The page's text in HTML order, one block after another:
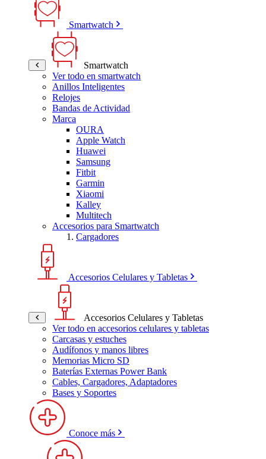
Smartwatch
Smartwatch
Ver todo en smartwatch
Anillos Inteligentes
Relojes
Bandas de Actividad
Marca
OURA
Apple Watch
Huawei
Samsung
Fitbit
Garmin
Xiaomi
Kalley
Multitech
Accesorios para Smartwatch
Cargadores
Accesorios Celulares y Tabletas
Accesorios Celulares y Tabletas
Ver todo en accesorios celulares y tabletas
Carcasas y estuches
Audífonos y manos libres
Memorias Micro SD
Baterías Externas Power Bank
Cables, Cargadores, Adaptadores
Bases y Soportes
Conoce más